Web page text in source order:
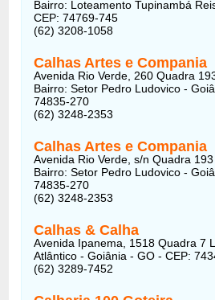
Bairro: Loteamento Tupinambá
CEP: 74769-745
(62) 3208-1058
Calhas Artes e Compania
Avenida Rio Verde, 260 Quadra
Bairro: Setor Pedro Ludovico -
74835-270
(62) 3248-2353
Calhas Artes e Compania
Avenida Rio Verde, s/n Quadra
Bairro: Setor Pedro Ludovico -
74835-270
(62) 3248-2353
Calhas & Calha
Avenida Ipanema, 1518 Quadra 7
Atlântico - Goiânia - GO - CEP:
(62) 3289-7452